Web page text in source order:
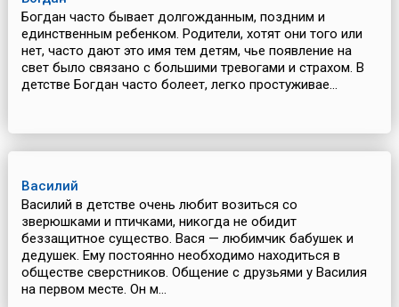
Богдан часто бывает долгожданным, поздним и
единственным ребенком. Родители, хотят они того или
нет, часто дают это имя тем детям, чье появление на
свет было связано с большими тревогами и страхом. В
детстве Богдан часто болеет, легко простуживае...
Василий
Василий в детстве очень любит возиться со
зверюшками и птичками, никогда не обидит
беззащитное существо. Вася — любимчик бабушек и
дедушек. Ему постоянно необходимо находиться в
обществе сверстников. Общение с друзьями у Василия
на первом месте. Он м...